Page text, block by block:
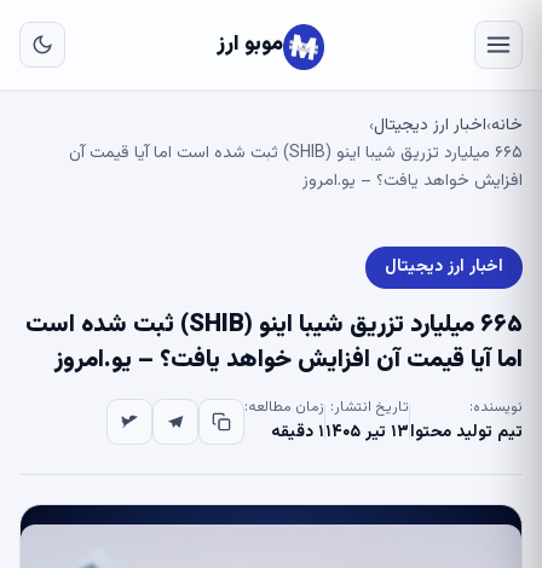
موبو ارز
خانه›اخبار ارز دیجیتال›
۶۶۵ میلیارد تزریق شیبا اینو (SHIB) ثبت شده است اما آیا قیمت آن
افزایش خواهد یافت؟ – یو.امروز
اخبار ارز دیجیتال
۶۶۵ میلیارد تزریق شیبا اینو (SHIB) ثبت شده است
اما آیا قیمت آن افزایش خواهد یافت؟ – یو.امروز
نویسنده:
تیم تولید محتوا
تاریخ انتشار:
۱۳ تیر ۱۴۰۵
زمان مطالعه:
۱ دقیقه